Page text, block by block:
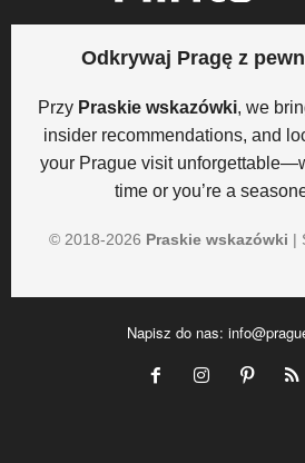
Odkrywaj Pragę z
Przy Praskie wskazówki, we
insider recommendations, and
your Prague visit
time or you’re a
© 2018-2026 Praskie wskazówki |
Napisz do nas: